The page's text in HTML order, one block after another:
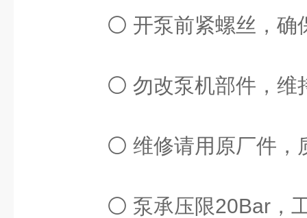
⚪ 开泵前紧螺丝，确
⚪ 勿改泵机部件，维
⚪ 维修请用原厂件，
⚪ 泵承压限20Bar，